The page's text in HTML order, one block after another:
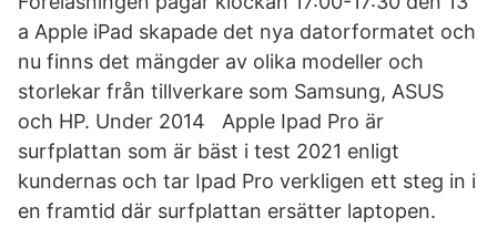
a Apple iPad skapade det nya datorformatet och
nu finns det mängder av olika modeller och
storlekar från tillverkare som Samsung, ASUS
och HP. Under 2014 Apple Ipad Pro är
surfplattan som är bäst i test 2021 enligt
kundernas och tar Ipad Pro verkligen ett steg in i
en framtid där surfplattan ersätter laptopen.